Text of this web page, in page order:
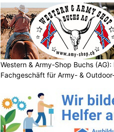
Western & Army-Shop Buchs (AG):
Fachgeschäft für Army- &